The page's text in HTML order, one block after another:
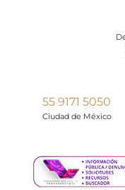
55 9171 5050
Ciudad de México